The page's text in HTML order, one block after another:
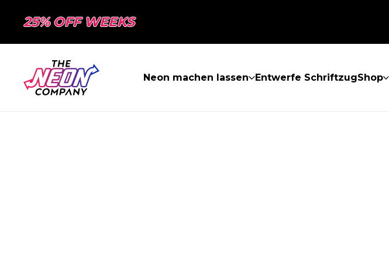
25% OFF WEEKS
Neon machen lassen Entwerfe SchriftzugShop